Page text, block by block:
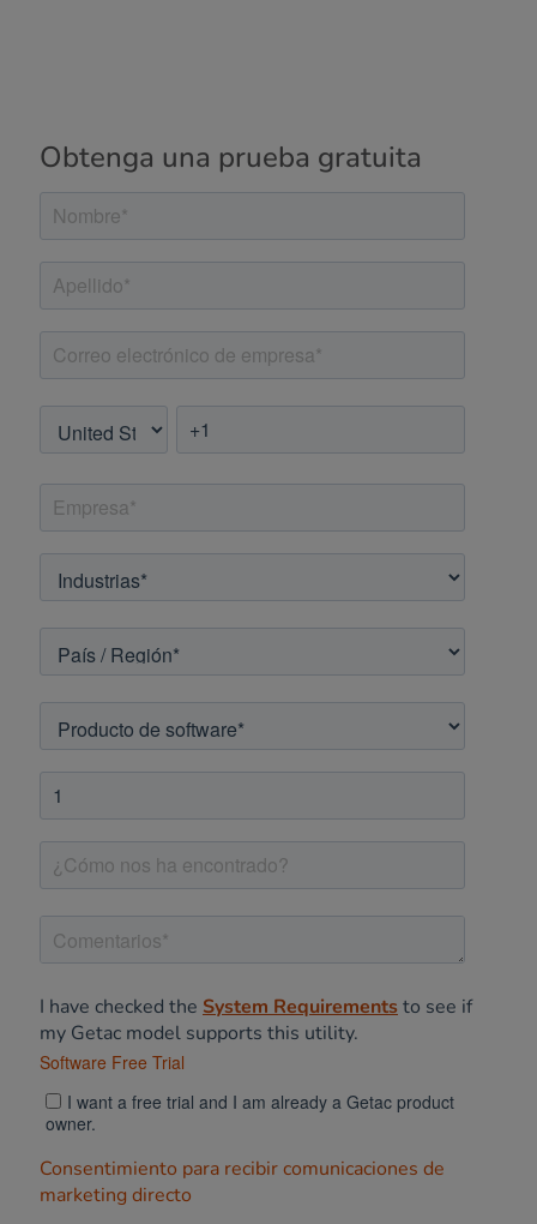
Obtenga una prueba gratuita
I have checked the System Requirementsto see if
my Getac model supports this utility.
Software Free Trial
I want a free trial and I am already a Getac product
owner.
Consentimiento para recibir comunicaciones de
marketing directo